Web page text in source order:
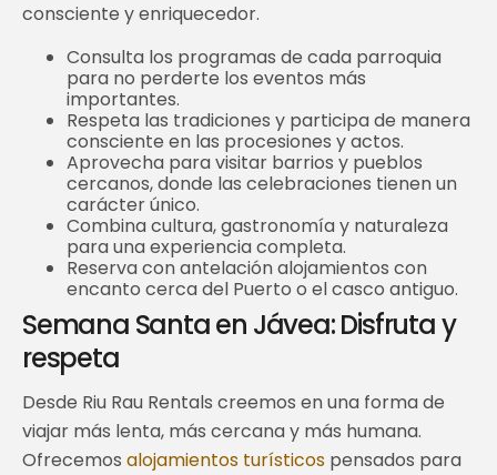
consciente y enriquecedor.
Consulta los programas de cada parroquia
para no perderte los eventos más
importantes.
Respeta las tradiciones y participa de manera
consciente en las procesiones y actos.
Aprovecha para visitar barrios y pueblos
cercanos, donde las celebraciones tienen un
carácter único.
Combina cultura, gastronomía y naturaleza
para una experiencia completa.
Reserva con antelación alojamientos con
encanto cerca del Puerto o el casco antiguo.
Semana Santa en Jávea: Disfruta y
respeta
Desde Riu Rau Rentals creemos en una forma de
viajar más lenta, más cercana y más humana.
Ofrecemos alojamientos turísticos pensados para